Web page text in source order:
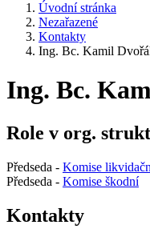
Úvodní stránka
Nezařazené
Kontakty
Ing. Bc. Kamil
Ing. Bc.
Role v org.
Předseda - Komise
Předseda - Komise škodní
Kontakty